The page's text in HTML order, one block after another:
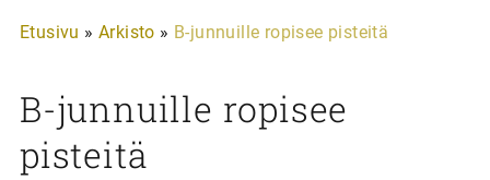
Etusivu » Arkisto » B-junnuille ropisee pisteitä
B-junnuille ropisee
pisteitä